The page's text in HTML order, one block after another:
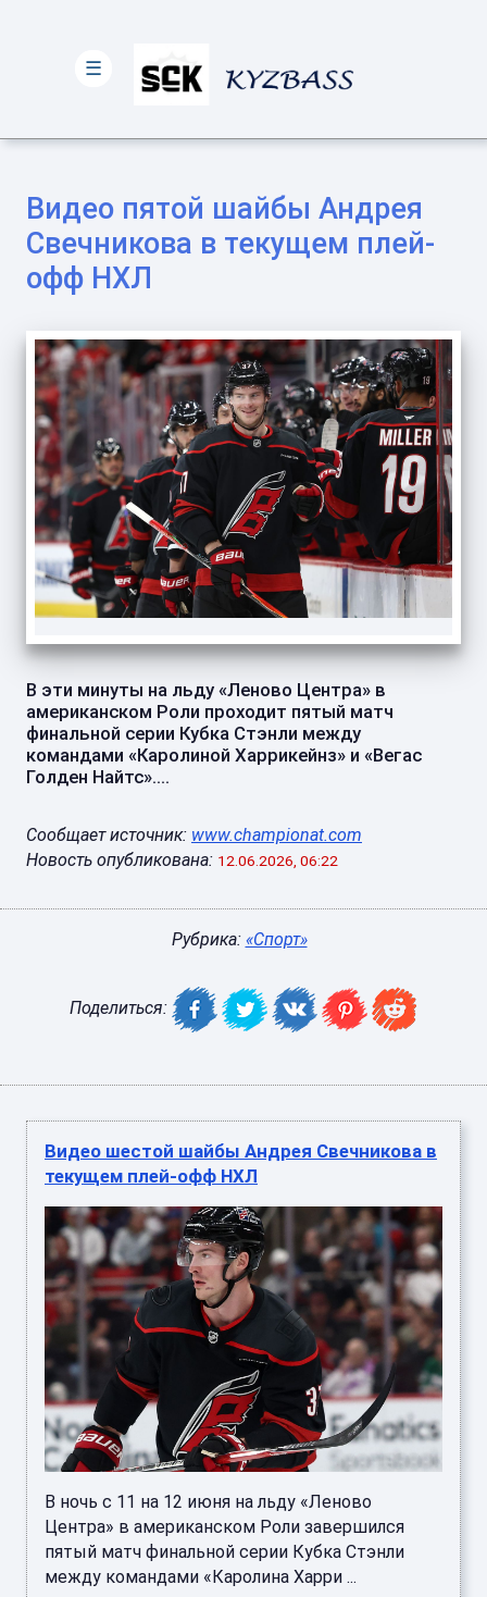
Видео пятой шайбы Андрея
Свечникова в текущем плей-
офф НХЛ
В эти минуты на льду «Леново Центра» в
американском Роли проходит пятый матч
финальной серии Кубка Стэнли между
командами «Каролиной Харрикейнз» и «Вегас
Голден Найтс»....
Сообщает источник: www.championat.com
Новость опубликована: 12.06.2026, 06:22
Рубрика: «Спорт»
Поделиться:
Видео шестой шайбы Андрея Свечникова в
текущем плей-офф НХЛ
В ночь с 11 на 12 июня на льду «Леново
Центра» в американском Роли завершился
пятый матч финальной серии Кубка Стэнли
между командами «Каролина Харри ...
☰